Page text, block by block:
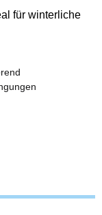
für winterliche